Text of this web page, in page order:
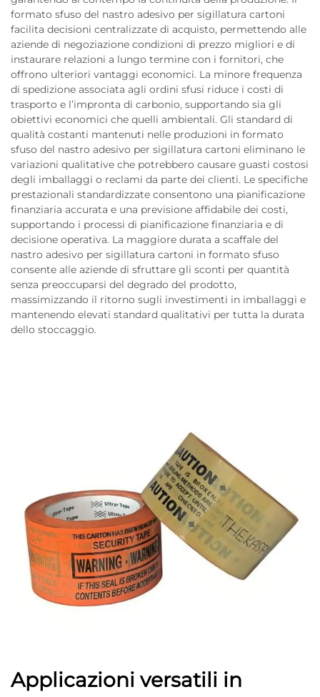
formato sfuso del nastro adesivo per sigillatura cartoni
facilita decisioni centralizzate di acquisto, permettendo alle
aziende di negoziazione condizioni di prezzo migliori e di
instaurare relazioni a lungo termine con i fornitori, che
offrono ulteriori vantaggi economici. La minore frequenza
di spedizione associata agli ordini sfusi riduce i costi di
trasporto e l’impronta di carbonio, supportando sia gli
obiettivi economici che quelli ambientali. Gli standard di
qualità costanti mantenuti nelle produzioni in formato
sfuso del nastro adesivo per sigillatura cartoni eliminano le
variazioni qualitative che potrebbero causare guasti costosi
degli imballaggi o reclami da parte dei clienti. Le specifiche
prestazionali standardizzate consentono una pianificazione
finanziaria accurata e una previsione affidabile dei costi,
supportando i processi di pianificazione finanziaria e di
decisione operativa. La maggiore durata a scaffale del
nastro adesivo per sigillatura cartoni in formato sfuso
consente alle aziende di sfruttare gli sconti per quantità
senza preoccuparsi del degrado del prodotto,
massimizzando il ritorno sugli investimenti in imballaggi e
mantenendo elevati standard qualitativi per tutta la durata
dello stoccaggio.
Applicazioni versatili in